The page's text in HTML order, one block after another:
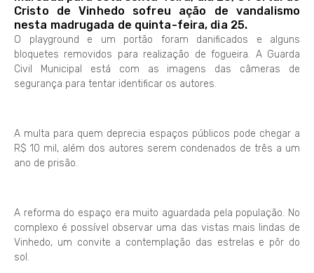
Cristo de Vinhedo sofreu ação de vandalismo
nesta madrugada de quinta-feira, dia 25.
O playground e um portão foram danificados e alguns
bloquetes removidos para realização de fogueira. A Guarda
Civil Municipal está com as imagens das câmeras de
segurança para tentar identificar os autores.
A multa para quem deprecia espaços públicos pode chegar a
R$ 10 mil, além dos autores serem condenados de três a um
ano de prisão.
A reforma do espaço era muito aguardada pela população. No
complexo é possível observar uma das vistas mais lindas de
Vinhedo, um convite a contemplação das estrelas e pôr do
sol.